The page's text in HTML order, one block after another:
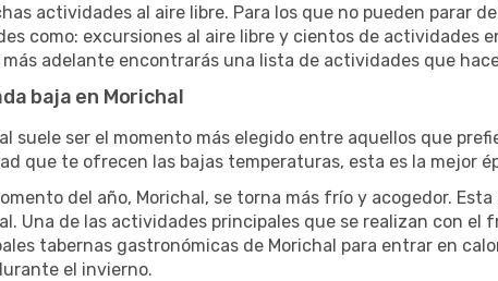
actividades al aire libre. Para los que no pueden parar
como: excursiones al aire libre y cientos de actividades
adelante encontrarás una lista de actividades que
baja en Morichal
suele ser el momento más elegido entre aquellos que
que te ofrecen las bajas temperaturas, esta es la mejor
del año, Morichal, se torna más frío y acogedor.
Una de las actividades principales que se realizan con
tabernas gastronómicas de Morichal para entrar en
el invierno.